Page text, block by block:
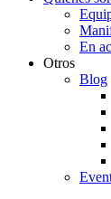
En
Otros
Blog